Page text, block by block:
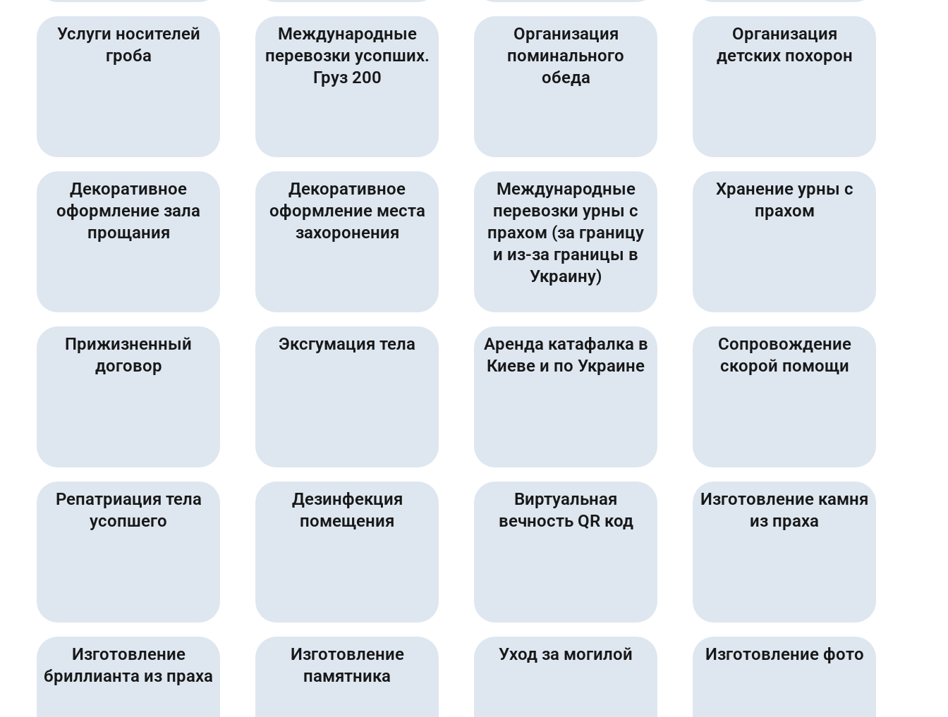
Услуги носителей
гроба
Международные
перевозки усопших.
Груз 200
Организация
поминального
обеда
Организация
детских похорон
Декоративное
оформление зала
прощания
Декоративное
оформление места
захоронения
Международные
перевозки урны с
прахом (за границу
и из-за границы в
Украину)
Хранение урны с
прахом
Прижизненный
договор
Эксгумация тела
Аренда катафалка в
Киеве и по Украине
Сопровождение
скорой помощи
Репатриация тела
усопшего
Дезинфекция
помещения
Виртуальная
вечность QR код
Изготовление камня
из праха
Изготовление
бриллианта из праха
Изготовление
памятника
Уход за могилой Изготовление фото